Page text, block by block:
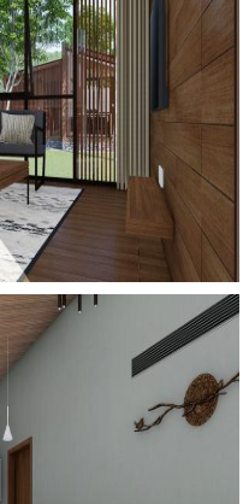
pesan
menghubungi